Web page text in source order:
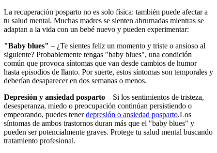
La recuperación posparto no es solo física: también puede afectar a
tu salud mental. Muchas madres se sienten abrumadas mientras se
adaptan a la vida con un bebé nuevo y pueden experimentar:
"Baby blues" – ¿Te sientes feliz un momento y triste o ansioso al
siguiente? Probablemente tengas "baby blues", una condición
común que provoca síntomas que van desde cambios de humor
hasta episodios de llanto. Por suerte, estos síntomas son temporales y
deberían desaparecer en dos semanas o menos.
Depresión y ansiedad posparto – Si los sentimientos de tristeza,
desesperanza, miedo o preocupación continúan persistiendo o
empeorando, puedes tenerdepresión o ansiedad posparto.Los
síntomas de ambos trastornos duran más que el "baby blues" y
pueden ser potencialmente graves. Protege tu salud mental buscando
tratamiento profesional.